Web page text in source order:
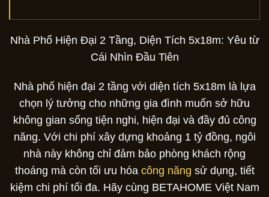
Nhà Phố Hiện Đại 2 Tầng, Diện Tích 5x18m: Yêu từ
Cái Nhìn Đầu Tiên
Nhà phố hiện đại 2 tầng với diện tích 5x18m là lựa
chọn lý tưởng cho những gia đình muốn sở hữu
không gian sống tiện nghi, hiện đại và đầy đủ công
năng. Với chi phí xây dựng khoảng 1 tỷ đồng, ngôi
nhà này không chỉ đảm bảo phòng khách rộng
thoáng mà còn tối ưu hóa công năng sử dụng, tiết
kiệm chi phí tối đa. Hãy cùng BETAHOME Việt Nam